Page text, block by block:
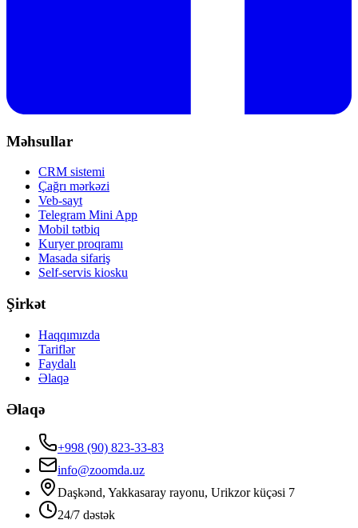
Məhsullar
CRM sistemi
Çağrı mərkəzi
Veb-sayt
Telegram Mini App
Mobil tətbiq
Kuryer proqramı
Masada sifariş
Self-servis kiosku
Şirkət
Haqqımızda
Tariflər
Faydalı
Əlaqə
Əlaqə
+998 (90) 823-33-83
info@zoomda.uz
Daşkənd, Yakkasaray rayonu, Urikzor küçəsi 7
24/7 dəstək